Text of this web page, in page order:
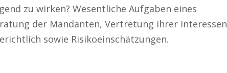
zu wirken? Wesentliche Aufgaben eines
der Mandanten, Vertretung ihrer Interessen
sowie Risikoeinschätzungen.